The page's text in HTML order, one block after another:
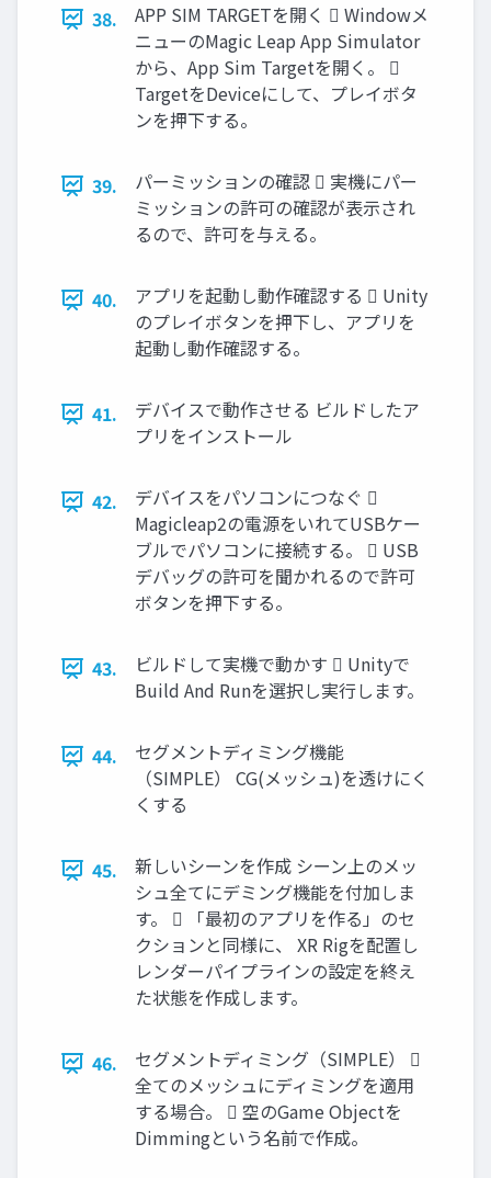
38.
APP SIM TARGETを開く  Windowメ
ニューのMagic Leap App Simulator
から、App Sim Targetを開く。 
TargetをDeviceにして、プレイボタ
ンを押下する。
39.
パーミッションの確認  実機にパー
ミッションの許可の確認が表示され
るので、許可を与える。
40.
アプリを起動し動作確認する  Unity
のプレイボタンを押下し、アプリを
起動し動作確認する。
41.
デバイスで動作させる ビルドしたア
プリをインストール
42.
デバイスをパソコンにつなぐ 
Magicleap2の電源をいれてUSBケー
ブルでパソコンに接続する。  USB
デバッグの許可を聞かれるので許可
ボタンを押下する。
43.
ビルドして実機で動かす  Unityで
Build And Runを選択し実行します。
44.
セグメントディミング機能
（SIMPLE） CG(メッシュ)を透けにく
くする
45.
新しいシーンを作成 シーン上のメッ
シュ全てにデミング機能を付加しま
す。  「最初のアプリを作る」のセ
クションと同様に、 XR Rigを配置し
レンダーパイプラインの設定を終え
た状態を作成します。
46.
セグメントディミング（SIMPLE） 
全てのメッシュにディミングを適用
する場合。  空のGame Objectを
Dimmingという名前で作成。